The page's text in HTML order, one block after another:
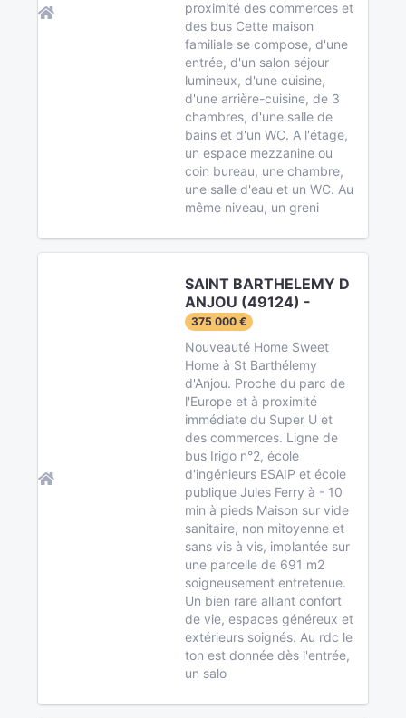
proximité des commerces et
des bus Cette maison
familiale se compose, d'une
entrée, d'un salon séjour
lumineux, d'une cuisine,
d'une arrière-cuisine, de 3
chambres, d'une salle de
bains et d'un WC. A l'étage,
un espace mezzanine ou
coin bureau, une chambre,
une salle d'eau et un WC. Au
même niveau, un greni
SAINT BARTHELEMY D
ANJOU (49124) -
375 000 €
Nouveauté Home Sweet
Home à St Barthélemy
d'Anjou. Proche du parc de
l'Europe et à proximité
immédiate du Super U et
des commerces. Ligne de
bus Irigo n°2, école
d'ingénieurs ESAIP et école
publique Jules Ferry à - 10
min à pieds Maison sur vide
sanitaire, non mitoyenne et
sans vis à vis, implantée sur
une parcelle de 691 m2
soigneusement entretenue.
Un bien rare alliant confort
de vie, espaces généreux et
extérieurs soignés. Au rdc le
ton est donnée dès l'entrée,
un salo